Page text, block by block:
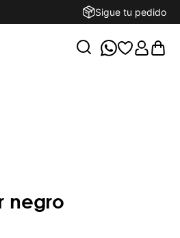
Sigue tu pedido
negro